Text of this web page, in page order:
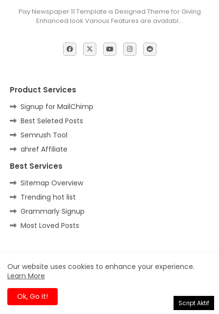
Pixy Newspaper 11 Template is Designed Theme for Giving
Enhanced look Various Features are availabl…
Product Services
Signup for MailChimp
Best Seleted Posts
Semrush Tool
ahref Affiliate
Best Services
Sitemap Overview
Trending hot list
Grammarly Signup
Most Loved Posts
Home Contact us Privacy Policy
Our website uses cookies to enhance your experience.
Learn More
Ok, Go it!
Script Aktif